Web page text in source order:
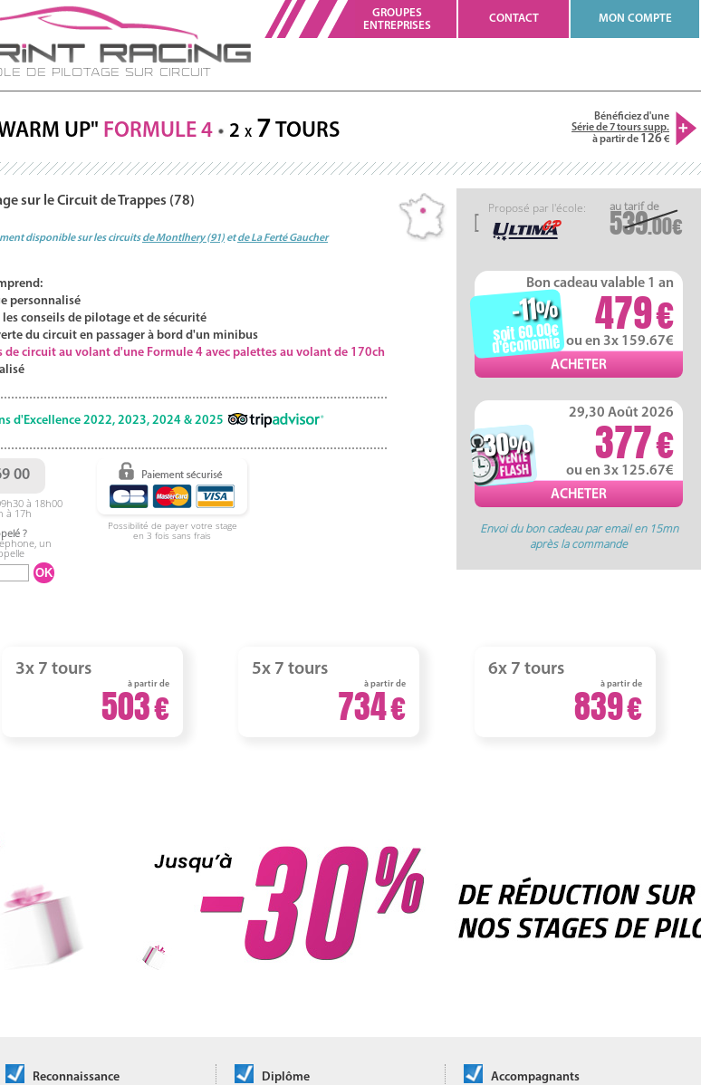
de Pilotage sur Circuit
GROUPES
ENTREPRISES
CONTACT MON COMPTE
Bénéficiez d'une
Série de 7 tours supp.
à partir de 126
UP" FORMULE 4 2 X 7 TOURS
539.00
Proposé par l'école:
Bon cadeau valable 1 an
479
ou en 3x 159.67
-11%
soit 60.00
d'économie
29,30 Août 2026
377
ou en 3x 125.67
-30%
Envoi du bon cadeau par email en 15mn
après la commande
sur le Circuit de Trappes (78)
disponible sur les circuitsde Montlhery (91) etde La Ferté Gaucher
personnalisé
conseils de pilotage et de sécurité
du circuit en passager à bord d'un minibus
de circuit au volant d'une Formule 4 avec palettes au volant de 170ch
d'Excellence 2022, 2023, 2024 & 2025
00
à 18h00
à 17h
?
un
Possibilité de payer votre stage
en 3 fois sans frais
3x 7 tours
à partir de
503
5x 7 tours
à partir de
734
6x 7 tours
à partir de
839
Reconnaissance Diplôme Accompagnants